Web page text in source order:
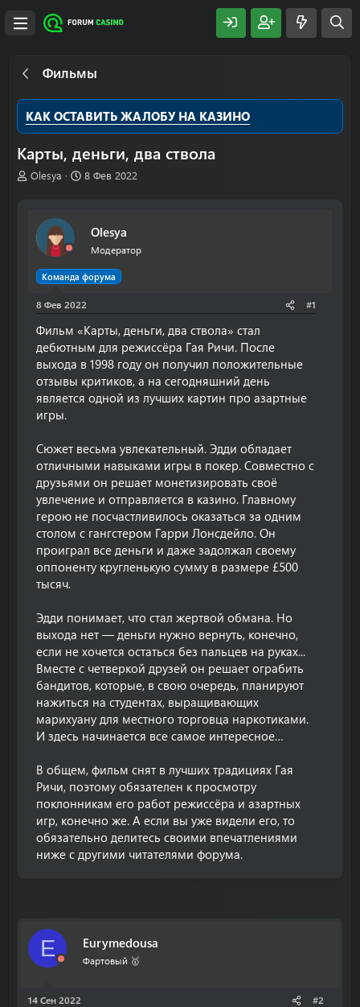
Фильмы
КАК ОСТАВИТЬ ЖАЛОБУ НА КАЗИНО
Карты, деньги, два ствола
А
м
Olesya
Д
а
а
8 Фев 2022
Olesya
Модератор
Команда форума
8 Фев 2022 #1
Фильм «Карты, деньги, два ствола» стал
дебютным для режиссёра Гая Ричи. После
выхода в 1998 году он получил положительные
отзывы критиков, а на сегодняшний день
является одной из лучших картин про азартные
игры.
Сюжет весьма увлекательный. Эдди обладает
отличными навыками игры в покер. Совместно с
друзьями он решает монетизировать своё
увлечение и отправляется в казино. Главному
герою не посчастливилось оказаться за одним
столом с гангстером Гарри Лонсдейло. Он
проиграл все деньги и даже задолжал своему
оппоненту кругленькую сумму в размере £500
тысяч.
Эдди понимает, что стал жертвой обмана. Но
выхода нет — деньги нужно вернуть, конечно,
если не хочется остаться без пальцев на руках...
Вместе с четверкой друзей он решает ограбить
бандитов, которые, в свою очередь, планируют
нажиться на студентах, выращивающих
марихуану для местного торговца наркотиками.
И здесь начинается все самое интересное…
В общем, фильм снят в лучших традициях Гая
Ричи, поэтому обязателен к просмотру
поклонникам его работ режиссёра и азартных
игр, конечно же. А если вы уже видели его, то
обязательно делитесь своими впечатлениями
ниже с другими читателями форума.
E Eurymedousa
Фартовый 🥇
14 Сен 2022 #2